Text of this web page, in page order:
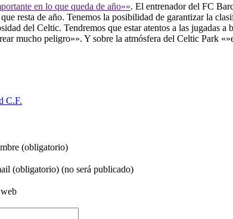
en lo que queda de año»». El entrenador del FC
resta de año. Tenemos la posibilidad de garantizar la
del Celtic. Tendremos que estar atentos a las jugadas
mucho peligro»». Y sobre la atmósfera del Celtic Park
C.F.
(obligatorio)
(obligatorio) (no será publicado)